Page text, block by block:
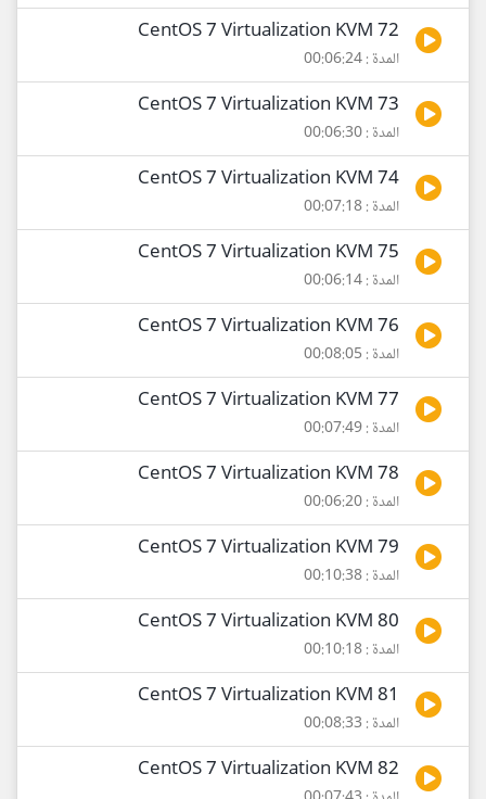
72 CentOS 7 Virtualization KVM
المدة : 00:06:24
73 CentOS 7 Virtualization KVM
المدة : 00:06:30
74 CentOS 7 Virtualization KVM
المدة : 00:07:18
75 CentOS 7 Virtualization KVM
المدة : 00:06:14
76 CentOS 7 Virtualization KVM
المدة : 00:08:05
77 CentOS 7 Virtualization KVM
المدة : 00:07:49
78 CentOS 7 Virtualization KVM
المدة : 00:06:20
79 CentOS 7 Virtualization KVM
المدة : 00:10:38
80 CentOS 7 Virtualization KVM
المدة : 00:10:18
81 CentOS 7 Virtualization KVM
المدة : 00:08:33
82 CentOS 7 Virtualization KVM